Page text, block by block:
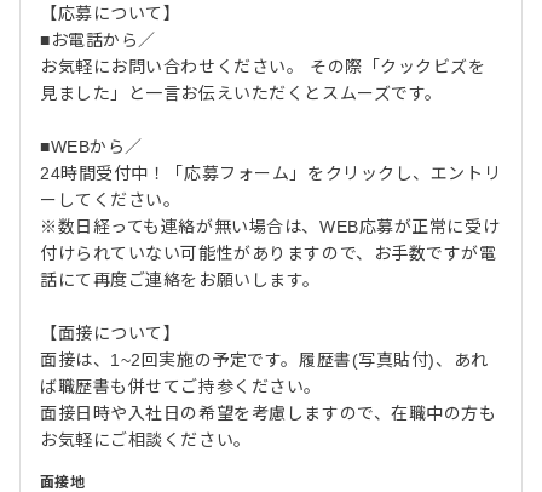
【応募について】
■お電話から／
お気軽にお問い合わせください。 その際「クックビズを
見ました」と一言お伝えいただくとスムーズです。
■WEBから／
24時間受付中！「応募フォーム」をクリックし、エントリ
ーしてください。
※数日経っても連絡が無い場合は、WEB応募が正常に受け
付けられていない可能性がありますので、お手数ですが電
話にて再度ご連絡をお願いします。
【面接について】
面接は、1~2回実施の予定です。履歴書(写真貼付)、あれ
ば職歴書も併せてご持参ください。
面接日時や入社日の希望を考慮しますので、在職中の方も
お気軽にご相談ください。
面接地